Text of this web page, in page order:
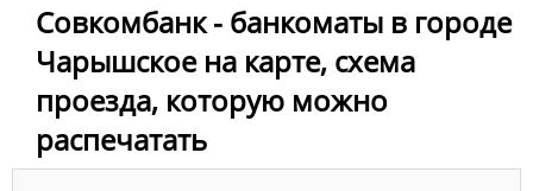
Совкомбанк - банкоматы в городе
Чарышское на карте, схема
проезда, которую можно
распечатать